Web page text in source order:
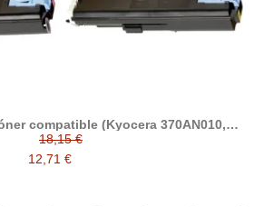
compatible (Kyocera 370AN010,
370AN410, 370AN310)
18,15 €
12,71 €